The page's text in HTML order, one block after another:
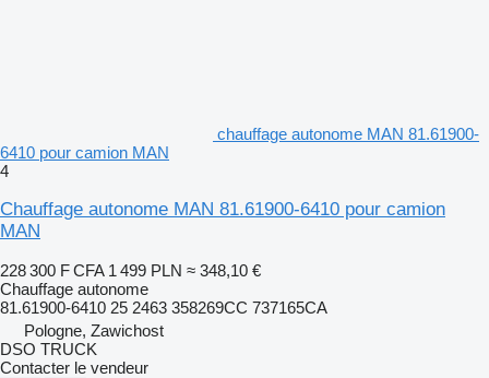
chauffage autonome MAN 81.61900-
6410 pour camion MAN
4
Chauffage autonome MAN 81.61900-6410 pour camion
MAN
228 300 F CFA 1 499 PLN ≈ 348,10 €
Chauffage autonome
81.61900-6410 25 2463 358269CC 737165CA
Pologne, Zawichost
DSO TRUCK
Contacter le vendeur